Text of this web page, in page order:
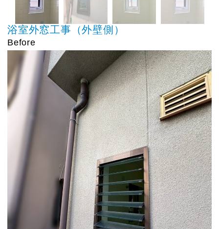
浴室外窓工事（外壁側）
Before